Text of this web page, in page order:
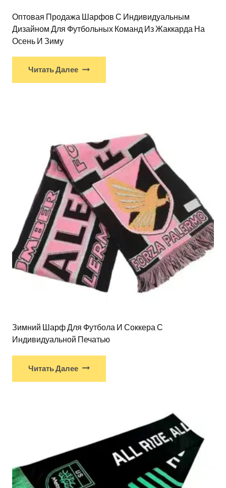
Оптовая Продажа Шарфов С Индивидуальным
Дизайном Для Футбольных Команд Из Жаккарда На
Осень И Зиму
Читать Далее
Зимний Шарф Для Футбола И Соккера С
Индивидуальной Печатью
Читать Далее